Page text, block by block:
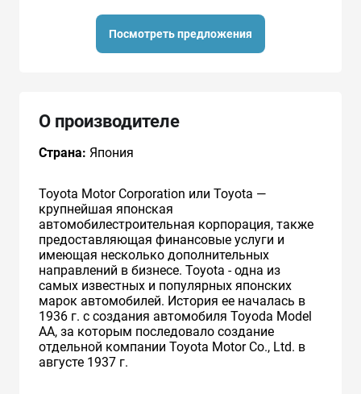
Посмотреть предложения
О производителе
Страна: Япония
Toyota Motor Corporation или Toyota —
крупнейшая японская
автомобилестроительная корпорация, также
предоставляющая финансовые услуги и
имеющая несколько дополнительных
направлений в бизнесе. Toyota - одна из
самых известных и популярных японских
марок автомобилей. История ее началась в
1936 г. с создания автомобиля Toyoda Model
AA, за которым последовало создание
отдельной компании Toyota Motor Co., Ltd. в
августе 1937 г.